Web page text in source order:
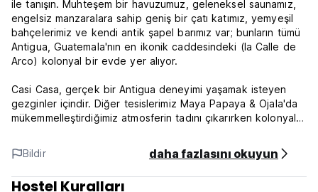
ile tanışın. Muhteşem bir havuzumuz, geleneksel saunamız,
engelsiz manzaralara sahip geniş bir çatı katımız, yemyeşil
bahçelerimiz ve kendi antik şapel barımız var; bunların tümü
Antigua, Guatemala'nın en ikonik caddesindeki (la Calle de
Arco) kolonyal bir evde yer alıyor.
Casi Casa, gerçek bir Antigua deneyimi yaşamak isteyen
gezginler içindir. Diğer tesislerimiz Maya Papaya & Ojala'da
mükemmelleştirdiğimiz atmosferin tadını çıkarırken kolonyal
Her ranzada okuma lambası, priz, karartma perdesi, raf ve
kilitli dolap bulunmaktadır.
Bildir daha fazlasını okuyun
Hostel Kuralları